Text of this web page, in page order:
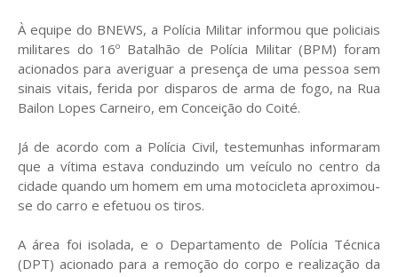
À equipe do BNEWS, a Polícia Militar informou que policiais
militares do 16º Batalhão de Polícia Militar (BPM) foram
acionados para averiguar a presença de uma pessoa sem
sinais vitais, ferida por disparos de arma de fogo, na Rua
Bailon Lopes Carneiro, em Conceição do Coité.
Já de acordo com a Polícia Civil, testemunhas informaram
que a vítima estava conduzindo um veículo no centro da
cidade quando um homem em uma motocicleta aproximou-
se do carro e efetuou os tiros.
A área foi isolada, e o Departamento de Polícia Técnica
(DPT) acionado para a remoção do corpo e realização da